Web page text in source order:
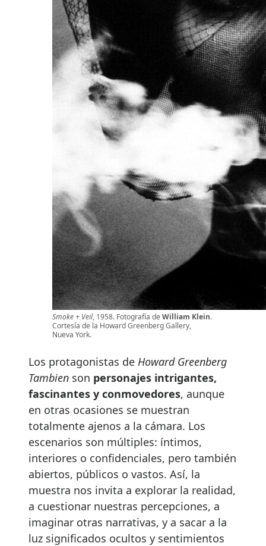
Smoke + Veil, 1958. Fotografía deWilliam Klein.
Cortesía de la Howard Greenberg Gallery,
Nueva York.
Los protagonistas de Howard Greenberg
Tambien son personajes intrigantes,
fascinantes y conmovedores, aunque
en otras ocasiones se muestran
totalmente ajenos a la cámara. Los
escenarios son múltiples: íntimos,
interiores o confidenciales, pero también
abiertos, públicos o vastos. Así, la
muestra nos invita a explorar la realidad,
a cuestionar nuestras percepciones, a
imaginar otras narrativas, y a sacar a la
luz significados ocultos y sentimientos